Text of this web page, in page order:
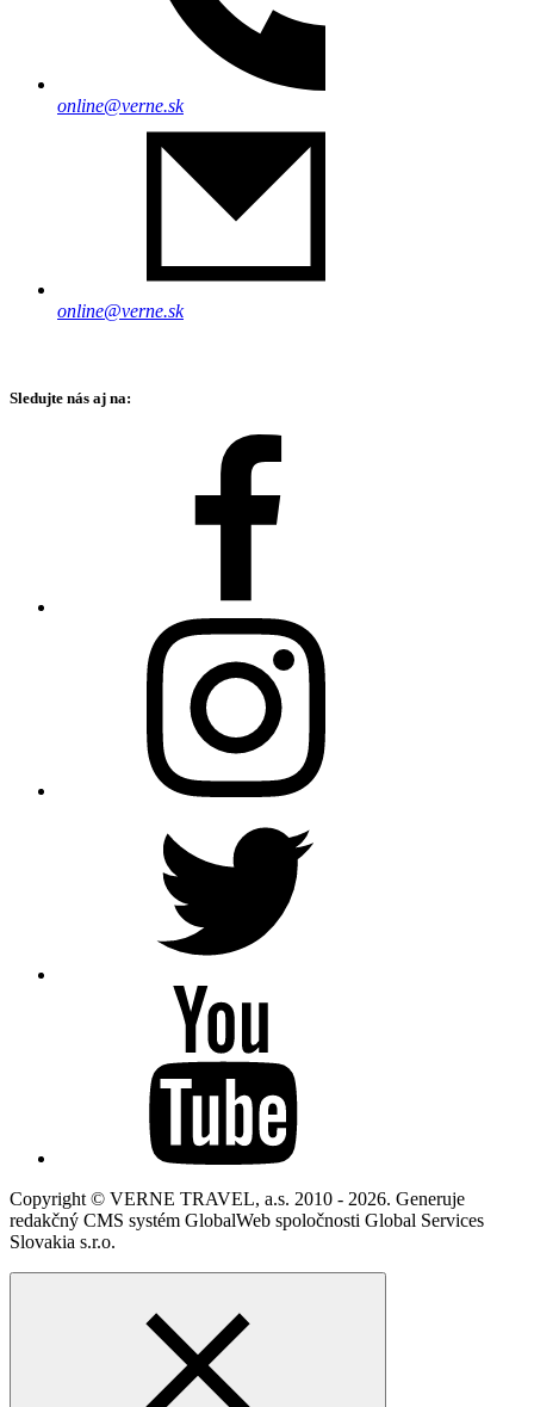
online@verne.sk
online@verne.sk
Sledujte nás aj na:
Copyright © VERNE TRAVEL, a.s. 2010 - 2026. Generuje
redakčný CMS systém GlobalWeb spoločnosti Global Services
Slovakia s.r.o.